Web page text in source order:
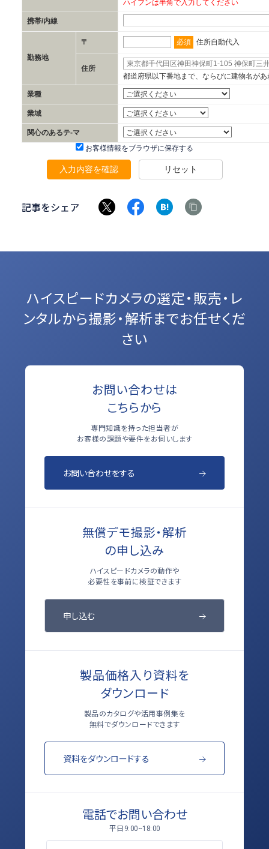
ハイフンは半角で入力してください
携帯/内線
勤務地
〒 必須 住所自動代入
住所
都道府県以下番地まで、ならびに建物名が
業種
業域
関心のあるテ-マ
お客様情報をブラウザに保存する
入力内容を確認 リセット
記事をシェア
ハイスピードカメラの選定・販売・レ
ンタルから撮影・解析までお任せくだ
さい
お問い合わせは
こちらから
専門知識を持った担当者が
お客様の課題や要件をお伺いします
お問い合わせをする
無償デモ撮影・解析
の申し込み
ハイスピードカメラの動作や
必要性を事前に検証できます
申し込む
製品価格入り資料を
ダウンロード
製品のカタログや活用事例集を
無料でダウンロードできます
資料をダウンロードする
電話でお問い合わせ
平日 9:00~18:00